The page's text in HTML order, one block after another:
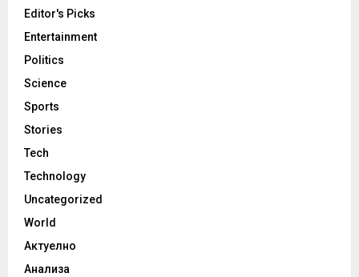
Editor's Picks
Entertainment
Politics
Science
Sports
Stories
Tech
Technology
Uncategorized
World
Актуелно
Анализа